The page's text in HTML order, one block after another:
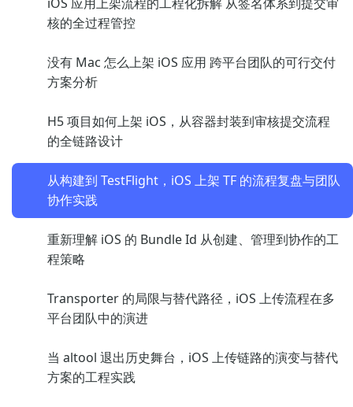
核的全过程管控
没有 Mac 怎么上架 iOS 应用 跨平台团队的可行交付
方案分析
H5 项目如何上架 iOS，从容器封装到审核提交流程
的全链路设计
从构建到 TestFlight，iOS 上架 TF 的流程复盘与团队
协作实践
重新理解 iOS 的 Bundle Id 从创建、管理到协作的工
程策略
Transporter 的局限与替代路径，iOS 上传流程在多
平台团队中的演进
当 altool 退出历史舞台，iOS 上传链路的演变与替代
方案的工程实践